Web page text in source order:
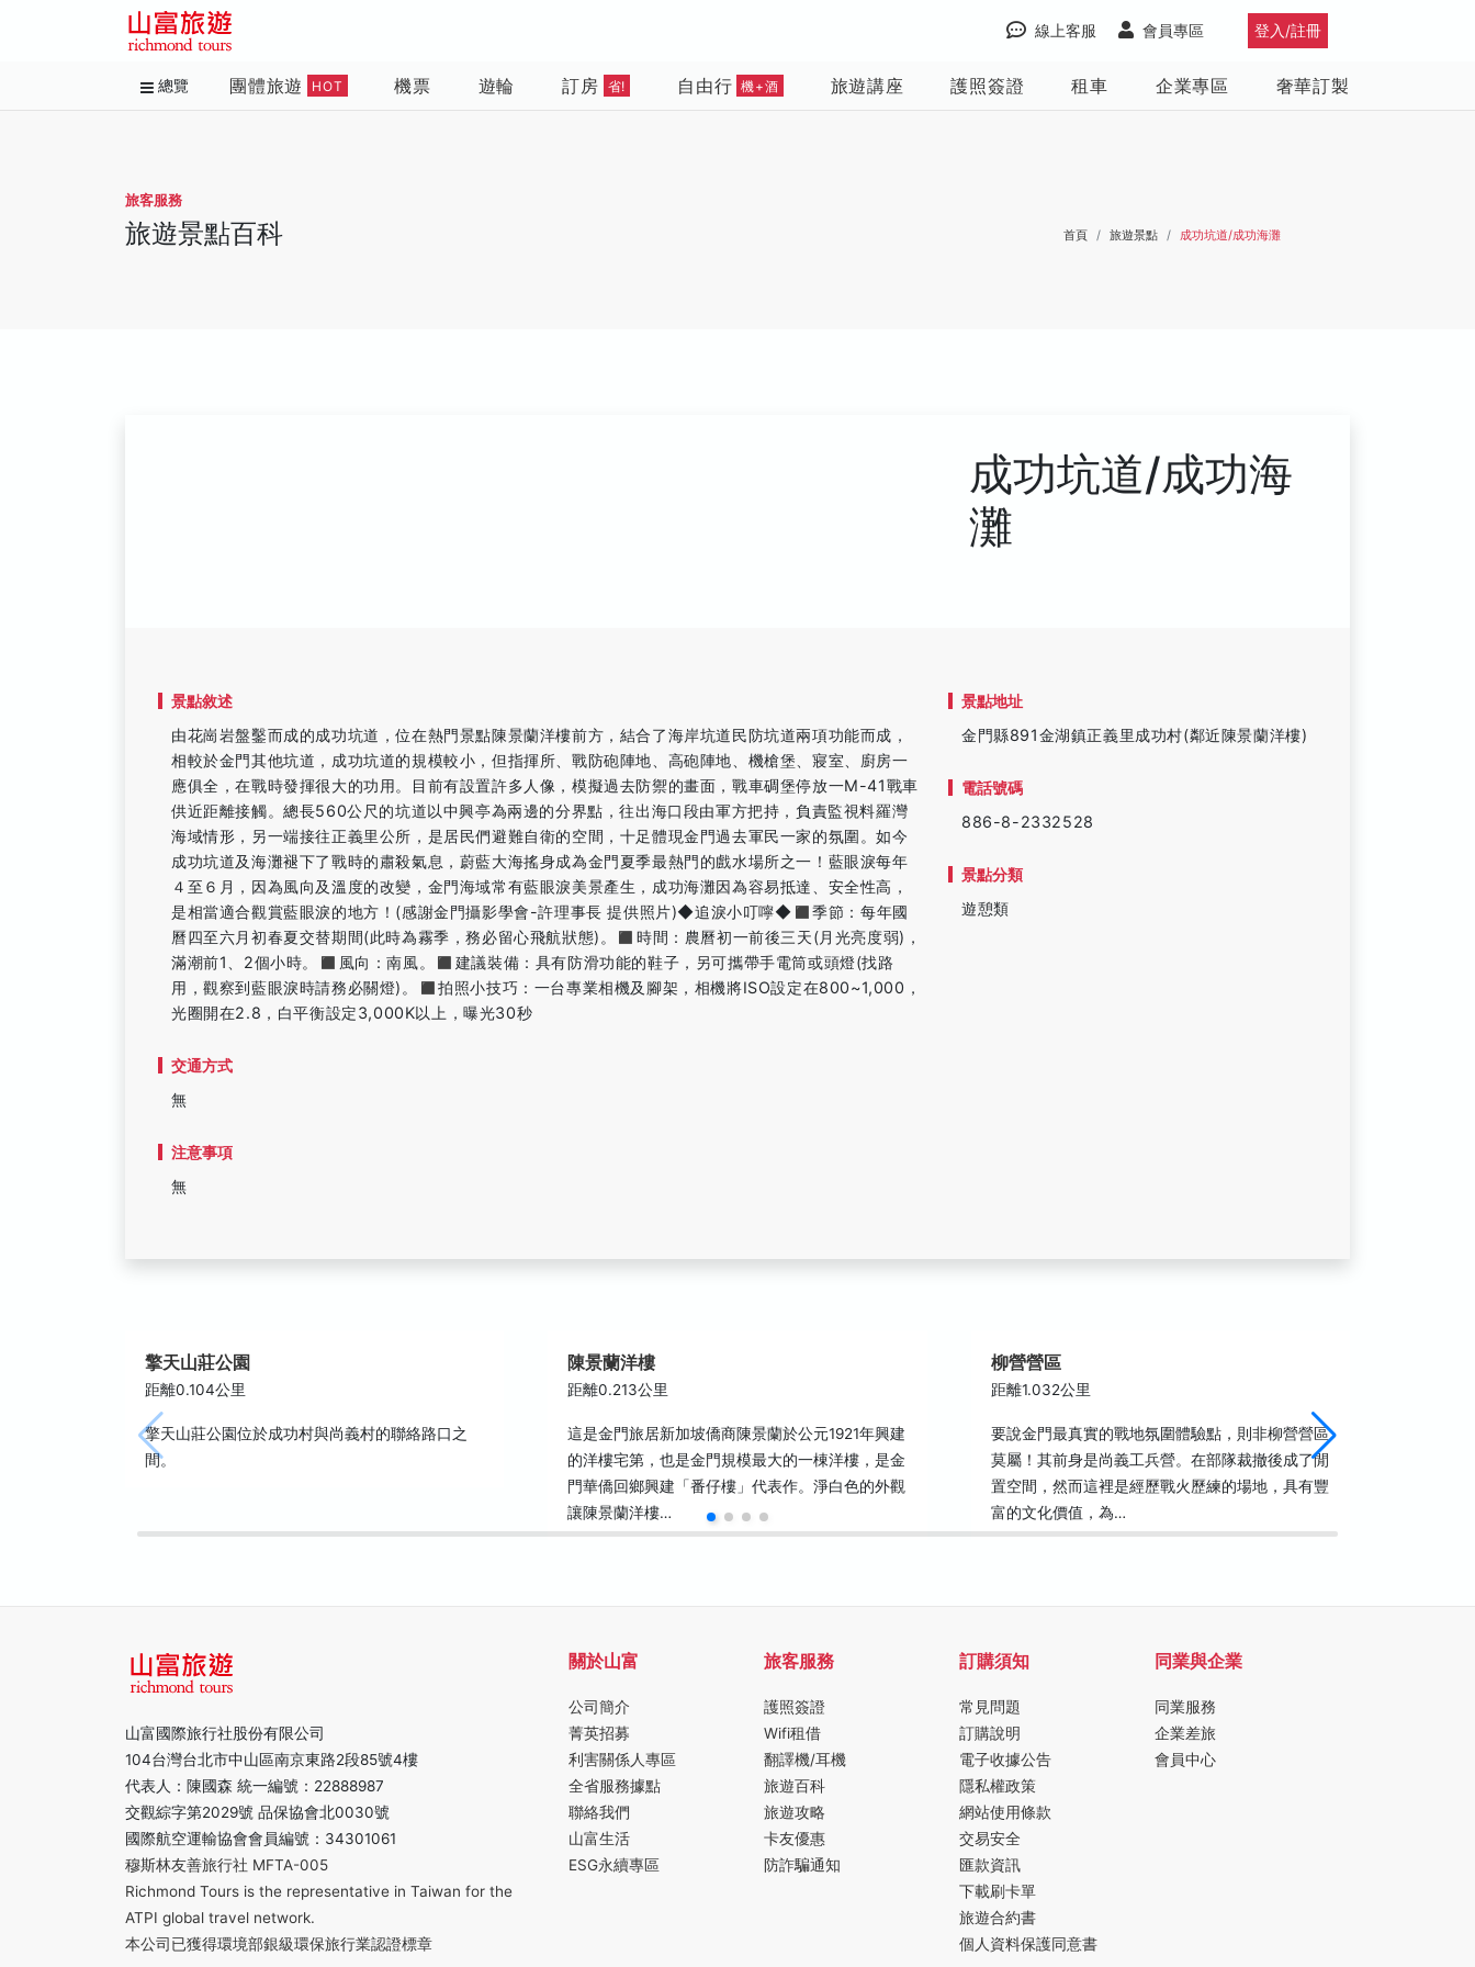
登入/註冊
會員專區
線上客服
總覽 團體旅遊 HOT 機票 遊輪 訂房 省! 自由行 機+酒 旅遊講座 護照簽證 租車 企業專區 奢華訂製
旅客服務
旅遊景點百科 首頁 旅遊景點 成功坑道/成功海灘
成功坑道/成功海
灘
景點敘述
由花崗岩盤鑿而成的成功坑道，位在熱門景點陳景蘭洋樓前方，結合了海岸坑道民防坑道兩項功能而成，
相較於金門其他坑道，成功坑道的規模較小，但指揮所、戰防砲陣地、高砲陣地、機槍堡、寢室、廚房一
應俱全，在戰時發揮很大的功用。目前有設置許多人像，模擬過去防禦的畫面，戰車碉堡停放一M-41戰車
供近距離接觸。總長560公尺的坑道以中興亭為兩邊的分界點，往出海口段由軍方把持，負責監視料羅灣
海域情形，另一端接往正義里公所，是居民們避難自衛的空間，十足體現金門過去軍民一家的氛圍。如今
成功坑道及海灘褪下了戰時的肅殺氣息，蔚藍大海搖身成為金門夏季最熱門的戲水場所之一！藍眼淚每年
４至６月，因為風向及溫度的改變，金門海域常有藍眼淚美景產生，成功海灘因為容易抵達、安全性高，
是相當適合觀賞藍眼淚的地方！(感謝金門攝影學會-許理事長 提供照片)◆追淚小叮嚀◆◼️季節：每年國
曆四至六月初春夏交替期間(此時為霧季，務必留心飛航狀態)。◼️時間：農曆初一前後三天(月光亮度弱)，
滿潮前1、2個小時。◼️風向：南風。◼️建議裝備：具有防滑功能的鞋子，另可攜帶手電筒或頭燈(找路
用，觀察到藍眼淚時請務必關燈)。◼️拍照小技巧：一台專業相機及腳架，相機將ISO設定在800~1,000，
光圈開在2.8，白平衡設定3,000K以上，曝光30秒
交通方式
無
注意事項
無
景點地址
金門縣891金湖鎮正義里成功村(鄰近陳景蘭洋樓)
電話號碼
886-8-2332528
景點分類
遊憩類
擎天山莊公園
距離0.104公里
擎天山莊公園位於成功村與尚義村的聯絡路口之
間。
陳景蘭洋樓
距離0.213公里
這是金門旅居新加坡僑商陳景蘭於公元1921年興建
的洋樓宅第，也是金門規模最大的一棟洋樓，是金
門華僑回鄉興建「番仔樓」代表作。淨白色的外觀
讓陳景蘭洋樓…
柳營營區
距離1.032公里
要說金門最真實的戰地氛圍體驗點，則非柳營營區
莫屬！其前身是尚義工兵營。在部隊裁撤後成了閒
置空間，然而這裡是經歷戰火歷練的場地，具有豐
富的文化價值，為…
山富國際旅行社股份有限公司
104台灣台北市中山區南京東路2段85號4樓
代表人：陳國森 統一編號：22888987
交觀綜字第2029號 品保協會北0030號
國際航空運輸協會會員編號：34301061
穆斯林友善旅行社 MFTA-005
Richmond Tours is the representative in Taiwan for the
ATPI global travel network.
本公司已獲得環境部銀級環保旅行業認證標章
關於山富
公司簡介
菁英招募
利害關係人專區
全省服務據點
聯絡我們
山富生活
ESG永續專區
旅客服務
護照簽證
Wifi租借
翻譯機/耳機
旅遊百科
旅遊攻略
卡友優惠
防詐騙通知
訂購須知
常見問題
訂購說明
電子收據公告
隱私權政策
網站使用條款
交易安全
匯款資訊
下載刷卡單
旅遊合約書
個人資料保護同意書
同業與企業
同業服務
企業差旅
會員中心